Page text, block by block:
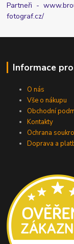
Partneři -
fotograf.cz/
Informace
O nás
Vše o nákupu
Obchodní
Kontakty
Ochrana
Doprava a